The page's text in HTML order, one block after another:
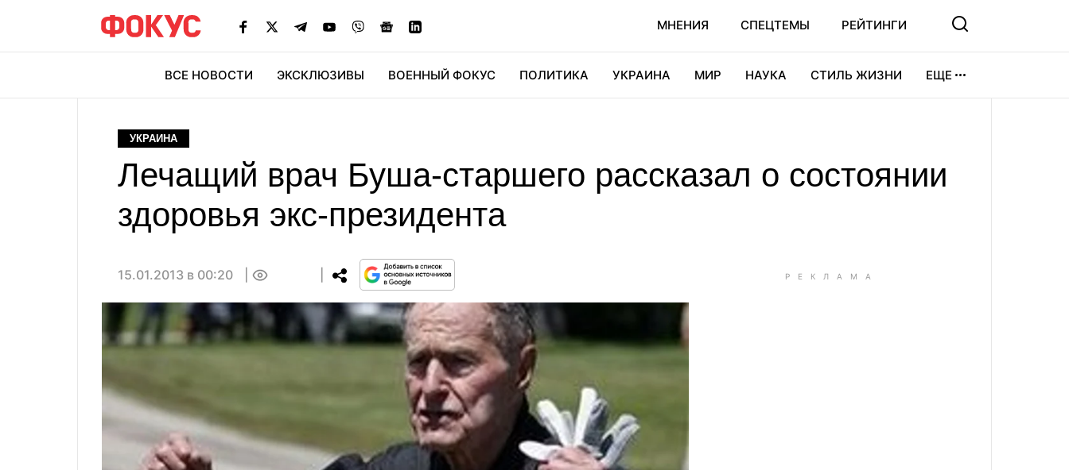
МНЕНИЯ СПЕЦТЕМЫ РЕЙТИНГИ
ВСЕ НОВОСТИ ЭКСКЛЮЗИВЫ ВОЕННЫЙ ФОКУС ПОЛИТИКА УКРАИНА МИР НАУКА СТИЛЬ ЖИЗНИ ЕЩЕ
УКРАИНА
Лечащий врач Буша-старшего рассказал о состоянии
здоровья экс-президента
15.01.2013 в 00:20